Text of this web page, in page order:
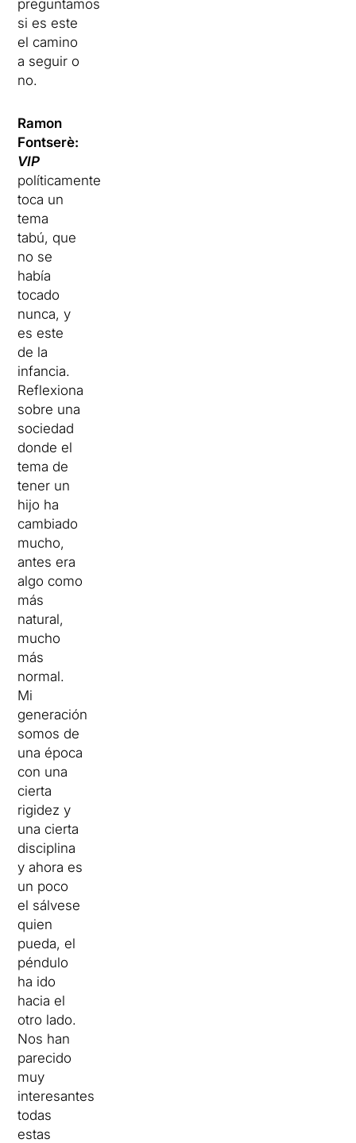
preguntamos
si es este
el camino
a seguir o
no.
Ramon
Fontserè:
VIP
políticamente
toca un
tema
tabú, que
no se
había
tocado
nunca, y
es este
de la
infancia.
Reflexiona
sobre una
sociedad
donde el
tema de
tener un
hijo ha
cambiado
mucho,
antes era
algo como
más
natural,
mucho
más
normal.
Mi
generación
somos de
una época
con una
cierta
rigidez y
una cierta
disciplina
y ahora es
un poco
el sálvese
quien
pueda, el
péndulo
ha ido
hacia el
otro lado.
Nos han
parecido
muy
interesantes
todas
estas